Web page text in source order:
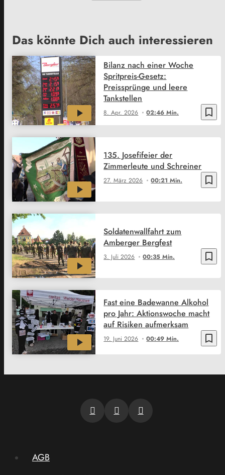
Das könnte Dich auch interessieren
bookmark_border
8. Apr. 2026 02:46 Min.
Bilanz nach einer Woche
Spritpreis-Gesetz:
Preissprünge und leere
Tankstellen
bookmark_border
27. März 2026 00:21 Min.
135. Josefifeier der
Zimmerleute und Schreiner
bookmark_border
3. Juli 2026 00:35 Min.
Soldatenwallfahrt zum
Amberger Bergfest
bookmark_border
19. Juni 2026 00:49 Min.
Fast eine Badewanne Alkohol
pro Jahr: Aktionswoche macht
auf Risiken aufmerksam
AGB